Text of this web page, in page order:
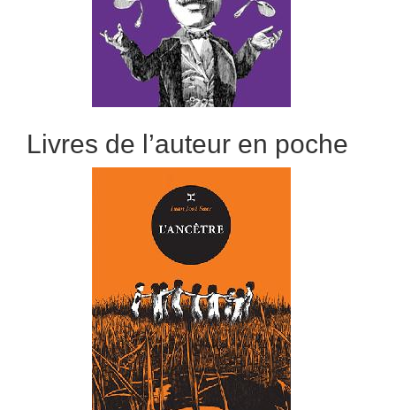
Livres de l’auteur en poche